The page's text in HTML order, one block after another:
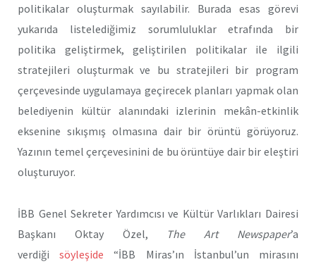
politikalar oluşturmak sayılabilir. Burada esas görevi
yukarıda listelediğimiz sorumluluklar etrafında bir
politika geliştirmek, geliştirilen politikalar ile ilgili
stratejileri oluşturmak ve bu stratejileri bir program
çerçevesinde uygulamaya geçirecek planları yapmak olan
belediyenin kültür alanındaki izlerinin mekân-etkinlik
eksenine sıkışmış olmasına dair bir örüntü görüyoruz.
Yazının temel çerçevesinini de bu örüntüye dair bir eleştiri
oluşturuyor.
İBB Genel Sekreter Yardımcısı ve Kültür Varlıkları Dairesi
Başkanı Oktay Özel,
The Art Newspaper’a
verdiğisöyleşide “İBB Miras’ın İstanbul’un mirasını